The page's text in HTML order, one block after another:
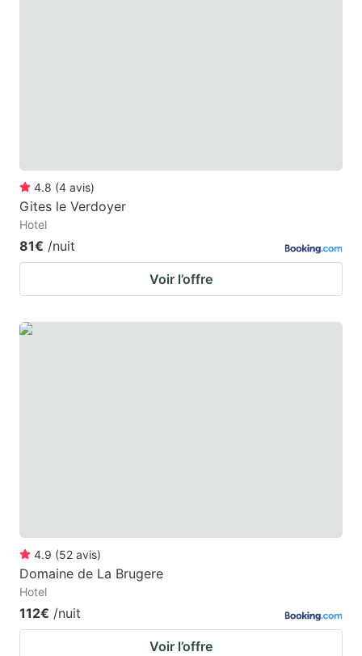
4.8 (4 avis)
Gites le Verdoyer
Hotel
81€ /nuit
Voir l’offre
4.9 (52 avis)
Domaine de La Brugere
Hotel
112€ /nuit
Voir l’offre